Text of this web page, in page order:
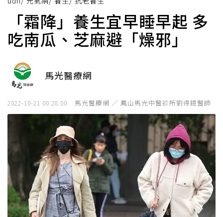
「霜降」養生宜早睡早起 多
吃南瓜、芝麻避「燥邪」
馬光醫療網
2022-10-21 00:28:00 馬光醫療網 ／ 鳳山馬光中醫診所劉得鐿醫師